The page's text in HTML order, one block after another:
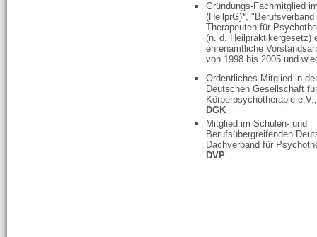
Gründungs-Fachmitglied
(HeilprG)*, "Berufsverband
Therapeuten für
(n. d. Heilpraktikergesetz)
ehrenamtliche
von 1998 bis 2005 und
Ordentliches Mitglied in der
Deutschen Gesellschaft für
Körperpsychotherapie e.V.,
DGK
Mitglied im Schulen- und
Berufsübergreifenden
Dachverband für
DVP